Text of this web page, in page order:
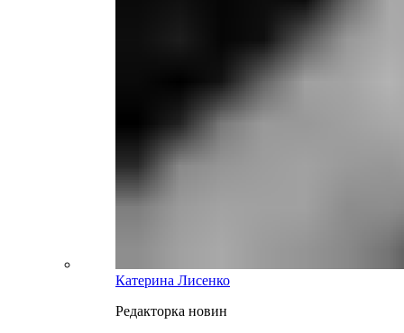
Катерина Лисенко
Редакторка новин